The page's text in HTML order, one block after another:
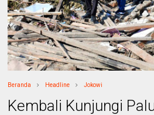
Beranda Headline Jokowi
Kembali Kunjungi